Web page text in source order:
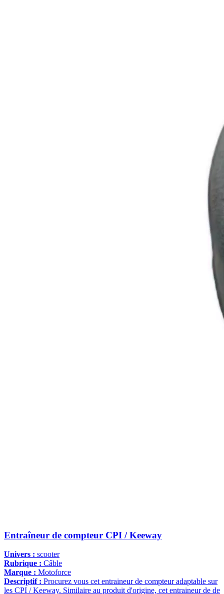
Entraîneur de compteur CPI / Keeway
Univers : scooter
Rubrique : Câble
Marque : Motoforce
Descriptif : Procurez vous cet entraineur de compteur adaptable sur
les CPI / Keeway. Similaire au produit d'origine, cet entraineur de de